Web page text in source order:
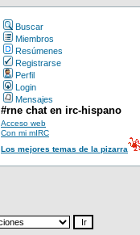
Buscar
Miembros
Resúmenes
Registrarse
Perfil
Login
Mensajes
#rne chat en irc-hispano
Acceso web
Con mi mIRC
Los mejores temas de la pizarra